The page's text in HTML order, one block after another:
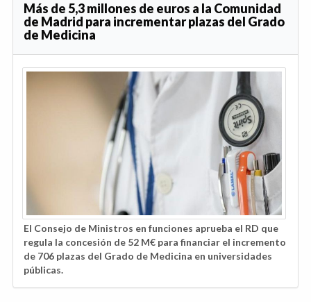
Más de 5,3 millones de euros a la Comunidad
de Madrid para incrementar plazas del Grado
de Medicina
El Consejo de Ministros en funciones aprueba el RD que
regula la concesión de 52 M€ para financiar el incremento
de 706 plazas del Grado de Medicina en universidades
públicas.